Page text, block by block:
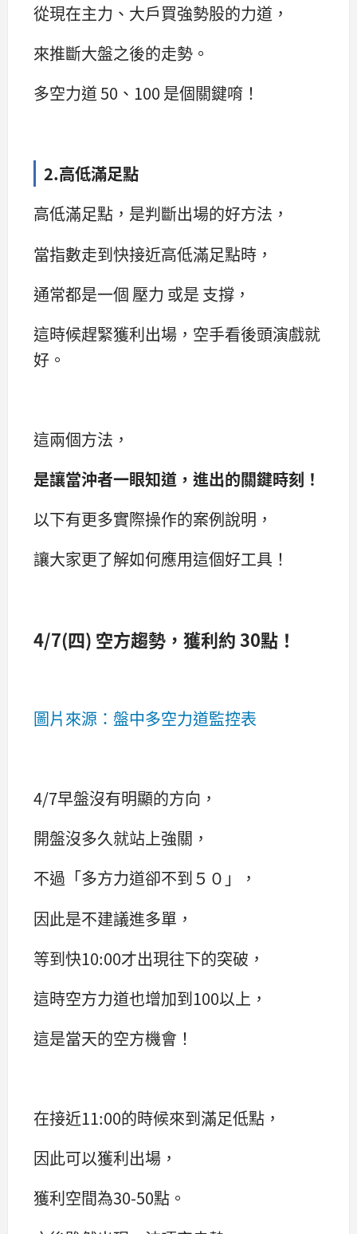
從現在主力、大戶買強勢股的力道，
來推斷大盤之後的走勢。
多空力道 50、100 是個關鍵唷！
2.高低滿足點
高低滿足點，是判斷出場的好方法，
當指數走到快接近高低滿足點時，
通常都是一個 壓力 或是 支撐，
這時候趕緊獲利出場，空手看後頭演戲就
好。
這兩個方法，
是讓當沖者一眼知道，進出的關鍵時刻！
以下有更多實際操作的案例說明，
讓大家更了解如何應用這個好工具！
4/7(四) 空方趨勢，獲利約 30點！
圖片來源：盤中多空力道監控表
4/7早盤沒有明顯的方向，
開盤沒多久就站上強關，
不過「多方力道卻不到５０」，
因此是不建議進多單，
等到快10:00才出現往下的突破，
這時空方力道也增加到100以上，
這是當天的空方機會！
在接近11:00的時候來到滿足低點，
因此可以獲利出場，
獲利空間為30-50點。